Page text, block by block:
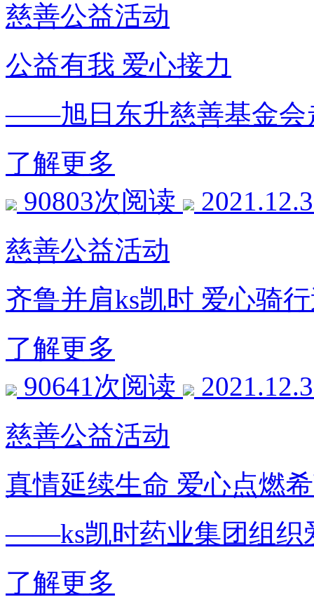
慈善公益活动
公益有我 爱心接力
——旭日东升慈善基金会
了解更多
90803次阅读
慈善公益活动
齐鲁并肩ks凯时 爱心骑
了解更多
90641次阅读
慈善公益活动
真情延续生命 爱心点燃
——ks凯时药业集团组织
了解更多